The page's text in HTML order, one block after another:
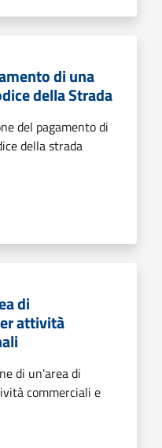
di una
della Strada
del pagamento di
della strada
di
attività
di un'area di
commerciali e